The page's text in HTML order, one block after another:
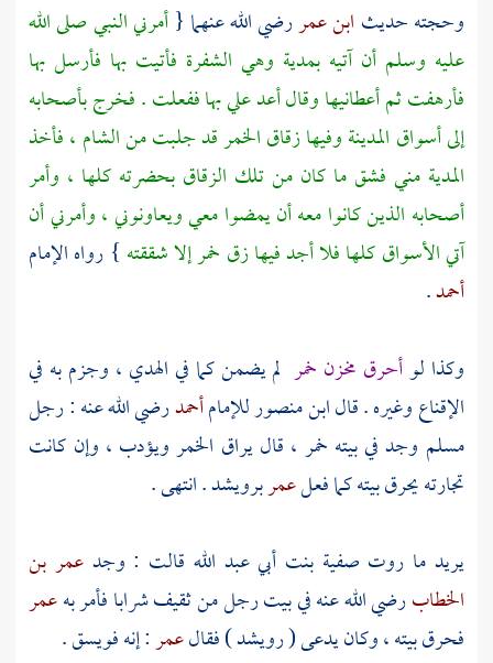
وحجته حديث ابن عمررضي الله عنهما {أمرني النبي صلى الله
عليه وسلم أن آتيه بمدية وهي الشفرة فأتيت بها فأرسل بها
فأرهفت ثم أعطانيها وقال أعد علي بها ففعلت . فخرج بأصحابه
إلى أسواق المدينةوفيها زقاق الخمر قد جلبت منالشام ، فأخذ
المدية مني فشق ما كان من تلك الزقاق بحضرته كلها ، وأمر
أصحابه الذين كانوا معه أن يمضوا معي ويعاونوني ، وأمرني أن
آتي الأسواق كلها فلا أجد فيها زق خمر إلا شققته } رواه الإمام
أحمد.
وكذا لوأحرق مخزن خمر لم يضمن كما في الهدي ، وجزم به في
الإقناع وغيره . قالابن منصورللإمامأحمدرضي الله عنه : رجل
مسلم وجد في بيته خمر ، قال يراق الخمر ويؤدب ، وإن كانت
تجارته يحرق بيته كما فعلعمربرويشد. انتهى .
يريد ما روت صفية بنت أبي عبد الله قالت : وجدعمر بن
الخطابرضي الله عنه في بيت رجل من ثقيف شرابا فأمر بهعمر
فحرق بيته ، وكان يدعى (رويشد) فقالعمر: إنه فويسق .